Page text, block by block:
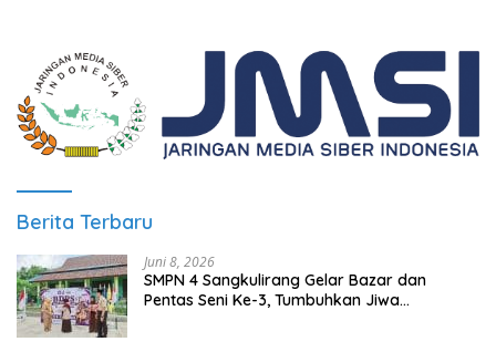
Berita Terbaru
Juni 8, 2026
SMPN 4 Sangkulirang Gelar Bazar dan
Pentas Seni Ke-3, Tumbuhkan Jiwa